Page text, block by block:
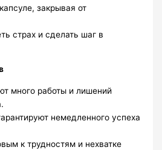
закрывая от
страх и сделать шаг в
много работы и лишений
немедленного успеха
к трудностям и нехватке